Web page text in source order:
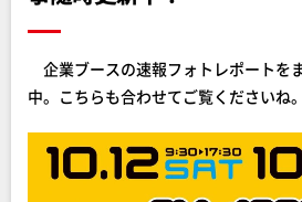
企業ブースの速報フォトレポートを
中。こちらも合わせてご覧くださいね。